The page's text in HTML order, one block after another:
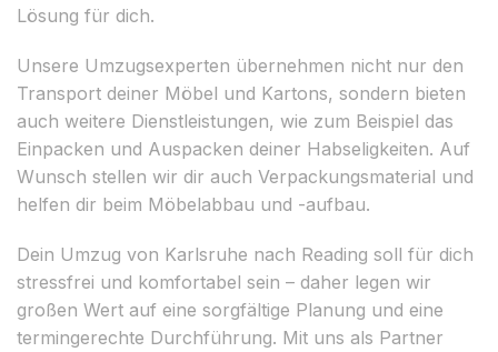
Lösung für dich.
Unsere Umzugsexperten übernehmen nicht nur den
Transport deiner Möbel und Kartons, sondern bieten
auch weitere Dienstleistungen, wie zum Beispiel das
Einpacken und Auspacken deiner Habseligkeiten. Auf
Wunsch stellen wir dir auch Verpackungsmaterial und
helfen dir beim Möbelabbau und -aufbau.
Dein Umzug von Karlsruhe nach Reading soll für dich
stressfrei und komfortabel sein – daher legen wir
großen Wert auf eine sorgfältige Planung und eine
termingerechte Durchführung. Mit uns als Partner